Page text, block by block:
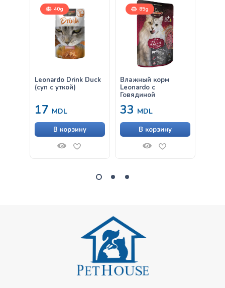
40g
Leonardo Drink Duck
(суп с уткой)
17 MDL
В корзину
85g
Влажный корм
Leonardo с
Говядиной
33 MDL
В корзину